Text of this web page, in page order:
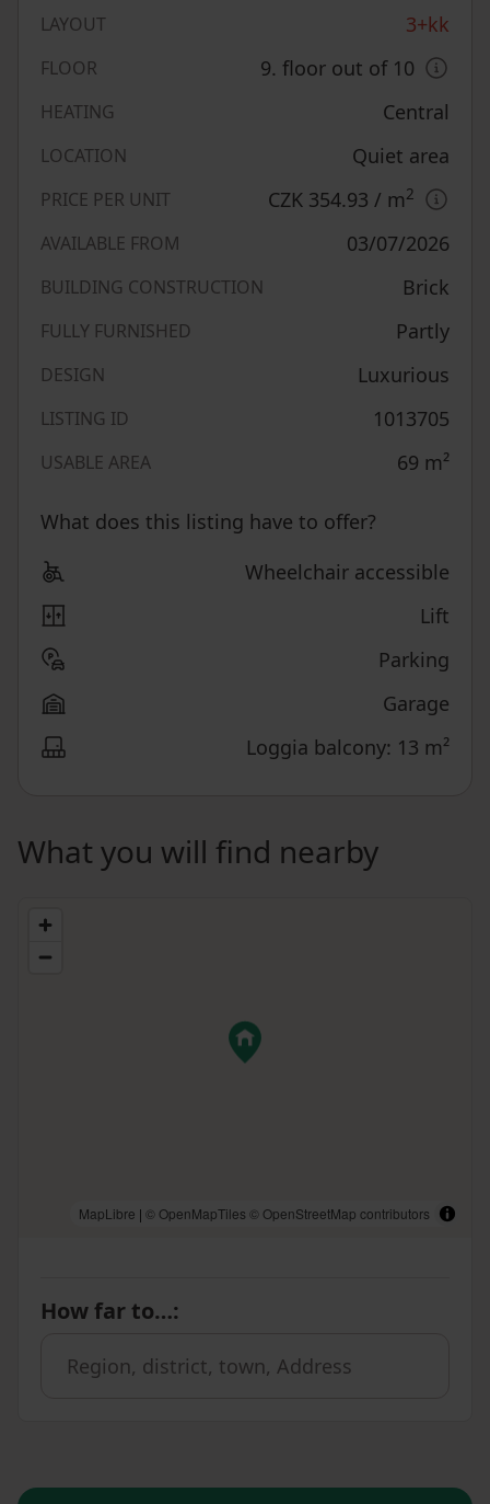
LAYOUT 3+kk
FLOOR 9. floor out of 10
HEATING Central
LOCATION Quiet area
PRICE PER UNIT CZK 354.93 / m2
AVAILABLE FROM 03/07/2026
BUILDING CONSTRUCTION Brick
FULLY FURNISHED Partly
DESIGN Luxurious
LISTING ID 1013705
USABLE AREA 69 m²
What does this listing have to offer?
Wheelchair accessible
Lift
Parking
Garage
Loggia balcony: 13 m²
What you will find nearby
MapLibre | © OpenMapTiles © OpenStreetMap contributors
How far to…: